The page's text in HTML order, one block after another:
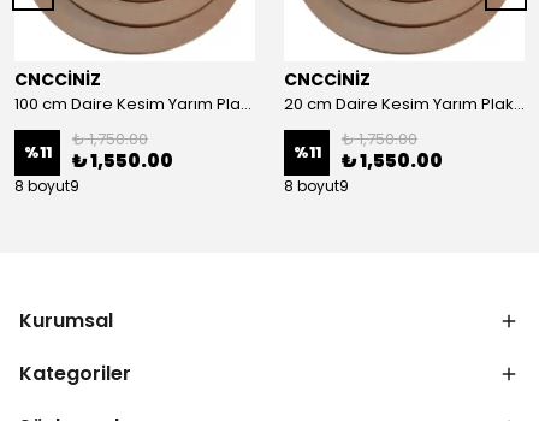
CNCCİNİZ
100 cm Daire Kesim Yarım Plaka MDF
%11
₺ 1,750.00
₺ 1,550.00
8 boyut9
CNCCİNİZ
20 cm Daire Kesim Yarım Plaka MDF
%11
₺ 1,750.00
₺ 1,550.00
8 boyut9
Kurumsal
Kategoriler